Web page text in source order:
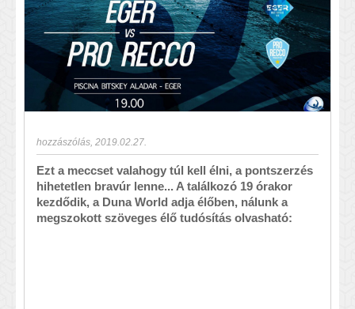
hozzászólás 2019.02.27.
Ezt a meccset valahogy túl kell élni, a pontszerzés
hihetetlen bravúr lenne... A találkozó 19 órakor
kezdődik, a Duna World adja élőben, nálunk a
megszokott szöveges élő tudósítás olvasható: